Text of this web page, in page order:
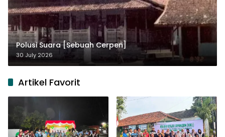
Polusi Suara [Sebuah Cerpen]
30 July 2026
Artikel Favorit